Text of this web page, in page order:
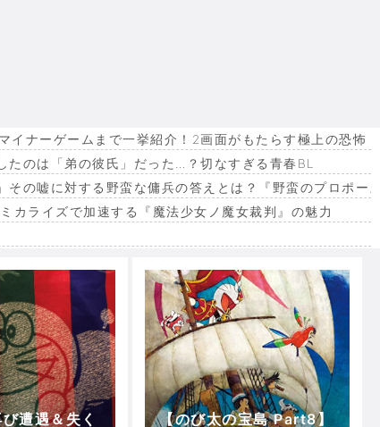
イナーゲームまで一挙紹介！2画面がもたらす極上の恐怖
たのは「弟の彼氏」だった…？切なすぎる青春BL
その嘘に対する野蛮な傭兵の答えとは？『野蛮のプロポー
カライズで加速する『魔法少女ノ魔女裁判』の魅力
遭遇＆失く
【のび太の宝島 Part8】